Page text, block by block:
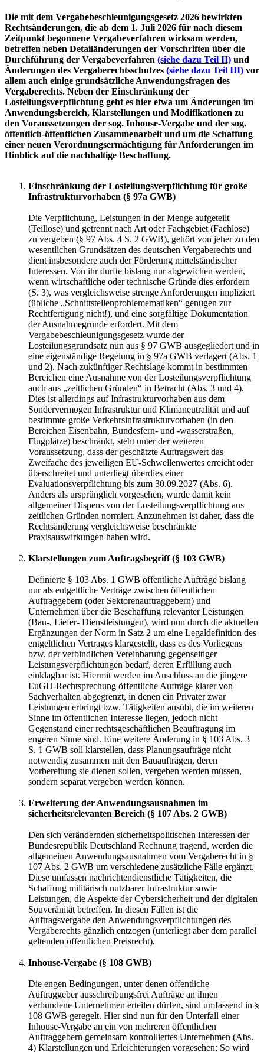
Die mit dem Vergabebeschleunigungsgesetz 2026 bewirkten
Rechtsänderungen, die ab dem 1. Juli 2026 für nach diesem
Zeitpunkt begonnene Vergabeverfahren wirksam werden,
betreffen neben Detailänderungen der Vorschriften über die
Durchführung der Vergabeverfahren (siehe dazu Teil II) und
Änderungen des Vergaberechtsschutzes (siehe dazu Teil III) vor
allem auch einige grundsätzliche Anwendungsfragen des
Vergaberechts. Neben der Einschränkung der
Losteilungsverpflichtung geht es hier etwa um Änderungen im
Anwendungsbereich, Klarstellungen und Modifikationen zu
den Voraussetzungen der sog. Inhouse-Vergabe und der sog.
öffentlich-öffentlichen Zusammenarbeit und um die Schaffung
einer neuen Verordnungsermächtigung für Anforderungen im
Hinblick auf die nachhaltige Beschaffung.
Einschränkung der Losteilungsverpflichtung für große
Infrastrukturvorhaben (§ 97a GWB)
Die Verpflichtung, Leistungen in der Menge aufgeteilt
(Teillose) und getrennt nach Art oder Fachgebiet (Fachlose)
zu vergeben (§ 97 Abs. 4 S. 2 GWB), gehört von jeher zu den
wesentlichen Grundsätzen des deutschen Vergaberechts und
dient insbesondere auch der Förderung mittelständischer
Interessen. Von ihr durfte bislang nur abgewichen werden,
wenn wirtschaftliche oder technische Gründe dies erfordern
(S. 3), was vergleichsweise strenge Anforderungen impliziert
(übliche „Schnittstellenproblemematiken“ genügen zur
Rechtfertigung nicht!), und eine sorgfältige Dokumentation
der Ausnahmegründe erfordert. Mit dem
Vergabebeschleunigungsgesetz wurde der
Losteilungsgrundsatz nun aus § 97 GWB ausgegliedert und in
eine eigenständige Regelung in § 97a GWB verlagert (Abs. 1
und 2). Nach zukünftiger Rechtslage kommt in bestimmten
Bereichen eine Ausnahme von der Losteilungsverpflichtung
auch aus „zeitlichen Gründen“ in Betracht (Abs. 3 und 4).
Dies ist allerdings auf Infrastrukturvorhaben aus dem
Sondervermögen Infrastruktur und Klimaneutralität und auf
bestimmte große Verkehrsinfrastrukturvorhaben (in den
Bereichen Eisenbahn, Bundesfern- und -wasserstraßen,
Flugplätze) beschränkt, steht unter der weiteren
Voraussetzung, dass der geschätzte Auftragswert das
Zweifache des jeweiligen EU-Schwellenwertes erreicht oder
überschreitet und unterliegt überdies einer
Evaluationsverpflichtung bis zum 30.09.2027 (Abs. 6).
Anders als ursprünglich vorgesehen, wurde damit kein
allgemeiner Dispens von der Losteilungsverpflichtung aus
zeitlichen Gründen normiert. Anzunehmen ist daher, dass die
Rechtsänderung vergleichsweise beschränkte
Praxisauswirkungen haben wird.
Klarstellungen zum Auftragsbegriff (§ 103 GWB)
Definierte § 103 Abs. 1 GWB öffentliche Aufträge bislang
nur als entgeltliche Verträge zwischen öffentlichen
Auftraggebern (oder Sektorenauftraggebern) und
Unternehmen über die Beschaffung relevanter Leistungen
(Bau-, Liefer- Dienstleistungen), wird nun durch die aktuellen
Ergänzungen der Norm in Satz 2 um eine Legaldefinition des
entgeltlichen Vertrages klargestellt, dass es des Vorliegens
bzw. der verbindlichen Vereinbarung gegenseitiger
Leistungsverpflichtungen bedarf, deren Erfüllung auch
einklagbar ist. Hiermit werden im Anschluss an die jüngere
EuGH-Rechtsprechung öffentliche Aufträge klarer von
Sachverhalten abgegrenzt, in denen ein Privater zwar
Leistungen erbringt bzw. Tätigkeiten ausübt, die im weiteren
Sinne im öffentlichen Interesse liegen, jedoch nicht
Gegenstand einer rechtsgeschäftlichen Beauftragung im
engeren Sinne sind. Eine weitere Änderung in § 103 Abs. 3
S. 1 GWB soll klarstellen, dass Planungsaufträge nicht
notwendig zusammen mit den Bauaufträgen, deren
Vorbereitung sie dienen sollen, vergeben werden müssen,
sondern separat vergeben werden können.
Erweiterung der Anwendungsausnahmen im
sicherheitsrelevanten Bereich (§ 107 Abs. 2 GWB)
Den sich verändernden sicherheitspolitischen Interessen der
Bundesrepublik Deutschland Rechnung tragend, werden die
allgemeinen Anwendungsausnahmen vom Vergaberecht in §
107 Abs. 2 GWB um verschiedene zusätzliche Fälle ergänzt.
Diese umfassen nachrichtendienstliche Tätigkeiten, die
Schaffung militärisch nutzbarer Infrastruktur sowie
Leistungen, die Aspekte der Cybersicherheit und der digitalen
Souveränität betreffen. In diesen Fällen ist die
Auftragsvergabe den Anwendungsverpflichtungen des
Vergaberechts gänzlich entzogen (unterliegt aber dem parallel
geltenden öffentlichen Preisrecht).
Inhouse-Vergabe (§ 108 GWB)
Die engen Bedingungen, unter denen öffentliche
Auftraggeber ausschreibungsfrei Aufträge an ihnen
verbundene Unternehmen erteilen dürfen, sind umfassend in §
108 GWB geregelt. Hier sind nun für den Unterfall einer
Inhouse-Vergabe an ein von mehreren öffentlichen
Auftraggebern gemeinsam kontrolliertes Unternehmen (Abs.
4) Klarstellungen und Erleichterungen vorgesehen: So wird